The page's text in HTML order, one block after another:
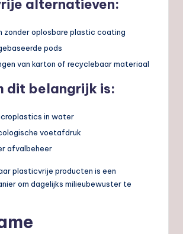
alternatieven:
zonder oplosbare plastic coating
pods
van karton of recyclebaar materiaal
dit belangrijk is:
in water
voetafdruk
afvalbeheer
plasticvrije producten is een
om dagelijks milieubewuster te